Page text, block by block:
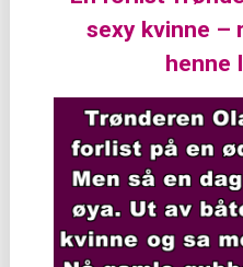
sexy kvinne –
henne